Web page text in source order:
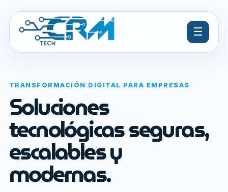
☰
TRANSFORMACIÓN DIGITAL PARA EMPRESAS
Soluciones
tecnológicas seguras,
escalables y
modernas.